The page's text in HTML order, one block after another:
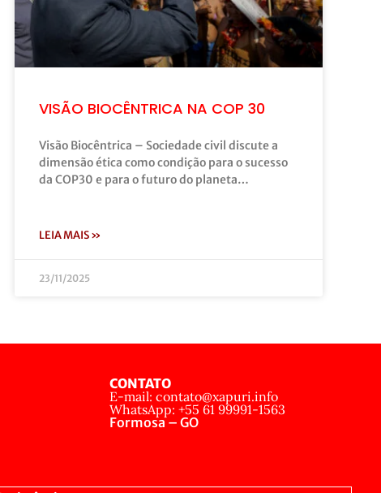
VISÃO BIOCÊNTRICA NA COP 30
Visão Biocêntrica – Sociedade civil discute a
dimensão ética como condição para o sucesso
da COP30 e para o futuro do planeta…
LEIA MAIS »
23/11/2025
CONTATO
E-mail: contato@xapuri.info
WhatsApp: +55 61 99991-1563
Formosa – GO